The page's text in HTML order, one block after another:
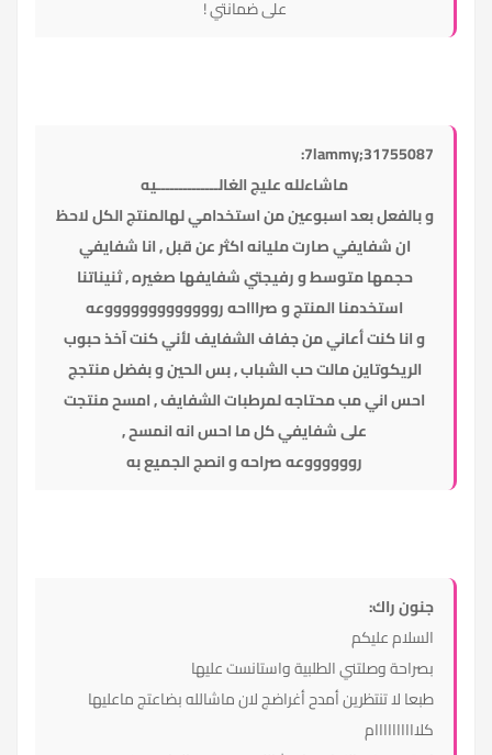
على ضمانتي !
7lammy;31755087:
ماشاءلله عليج الغالــــــــــــــيه
و بالفعل بعد اسبوعين من استخدامي لهالمنتج الكل لاحظ
ان شفايفي صارت مليانه اكثر عن قبل , انا شفايفي
حجمها متوسط و رفيجتي شفايفها صغيره , ثنيناتنا
استخدمنا المنتج و صراااحه روووووووووووووعه
و انا كنت أعاني من جفاف الشفايف لأني كنت آخذ حبوب
الريكوتاين مالت حب الشباب , بس الحين و بفضل منتجج
احس اني مب محتاجه لمرطبات الشفايف , امسح منتجت
على شفايفي كل ما احس انه انمسح ,
رووووووعه صراحه و انصج الجميع به
جنون راك:
السلام عليكم
بصراحة وصلتني الطلبية واستانست عليها
طبعا لا تنتظرين أمدح أغراضج لان ماشالله بضاعتج ماعليها
كلاااااااااام